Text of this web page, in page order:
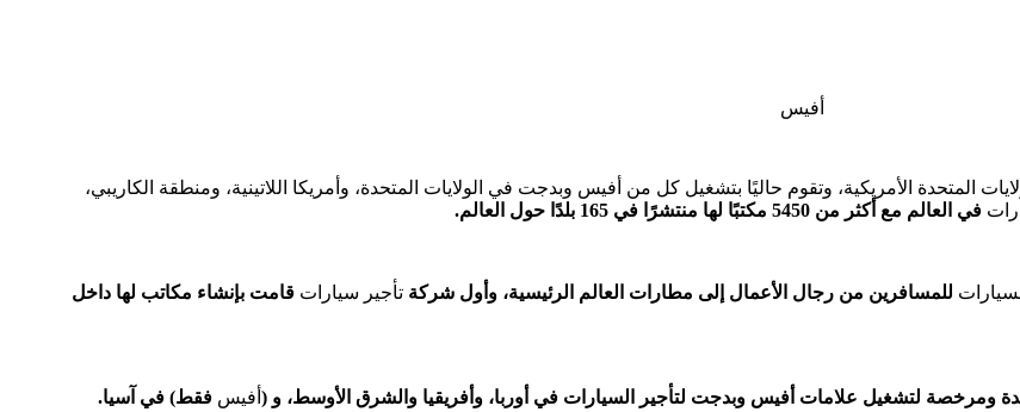
أفيس
عام 1946 في نيوجرسي بالولايات المتحدة الأمريكية، وتقوم حاليًا بتشغيل كل من أفيس وبدجت في الولايات المتحدة، وأمريكا اللاتينية، ومنطقة الكاريبي،
في العالم مع أكثر من 5450 مكتبًا لها منتشرًا في 165 بلدًا حول العالم.
للمسافرين من رجال الأعمال إلى مطارات العالم الرئيسية، وأول شركة تأجير سيارات قامت بإنشاء مكاتب لها داخل
لتشغيل علامات أفيس وبدجت لتأجير السيارات في أوربا، وأفريقيا والشرق الأوسط، و ( أفيس فقط) في آسيا.